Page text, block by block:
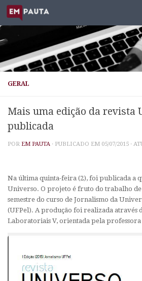
Skip to content
GERAL
Mais uma edição da revista
publicada
POR EM PAUTA · PUBLICADO EM 05/07/2015 ·
Na última quinta-feira (2), foi publicada a
Universo. O projeto é fruto do trabalho de
semestre do curso de Jornalismo da
(UFPel). A produção foi realizada através
Laboratoriais V, orientada pela